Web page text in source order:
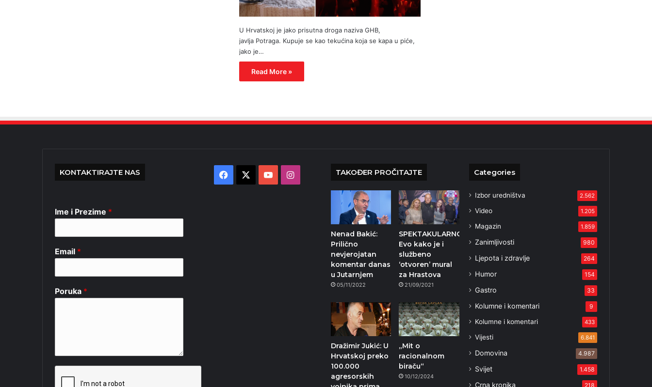
U Hrvatskoj je jako prisutna droga naziva GHB,
javlja Potraga. Kupuje se kao tekućina koja se kapa u piće,
jako je…
Read More »
KONTAKTIRAJTE NAS
Ime i Prezime *
Email *
Poruka *
Facebook YouTubeInstagram TAKOĐER PROČITAJTE
Nenad Bakić:
Prilično
nevjerojatan
komentar danas
u Jutarnjem
05/11/2022
SPEKTAKULARNO
Evo kako je i
službeno
‘otvoren’ mural
za Hrastova
21/09/2021
Dražimir Jukić: U
Hrvatskoj preko
100.000
agresorskih
„Mit o
racionalnom
biraču“
10/12/2024
Categories
Izbor uredništva 2.562
Video 1.205
Magazin 1.859
Zanimljivosti 980
Ljepota i zdravlje 264
Humor 154
Gastro 33
Kolumne i komentari 9
Kolumne i komentari 433
Vijesti 6.841
Domovina 4.987
Svijet 1.458
Crna kronika 218